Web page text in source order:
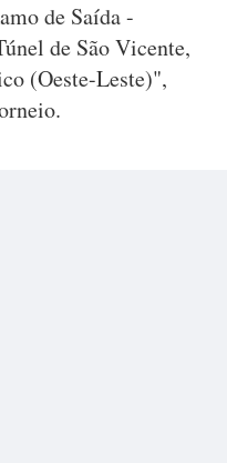
de Saída -
de São Vicente,
(Oeste-Leste)",